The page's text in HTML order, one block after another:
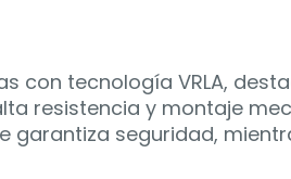
con tecnología VRLA,
resistencia y montaje
seguridad,